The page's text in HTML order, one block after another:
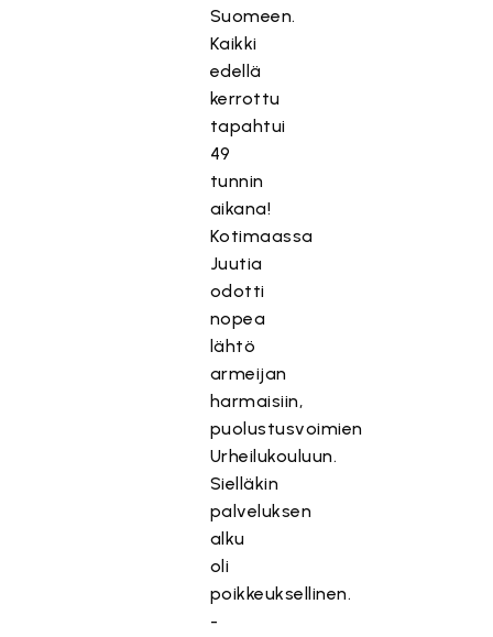
Suomeen.
Kaikki
edellä
kerrottu
tapahtui
49
tunnin
aikana!
Kotimaassa
Juutia
odotti
nopea
lähtö
armeijan
harmaisiin,
puolustusvoimien
Urheilukouluun.
Sielläkin
palveluksen
alku
oli
poikkeuksellinen.
-